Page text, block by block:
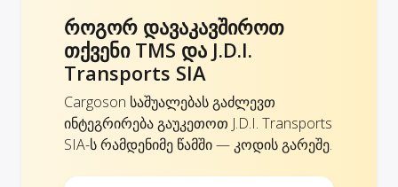
როგორ დავაკავშიროთ
თქვენი TMS და J.D.I.
Transports SIA
Cargoson საშუალებას გაძლევთ
ინტეგრირება გაუკეთოთ J.D.I. Transports
SIA-ს რამდენიმე წამში — კოდის გარეშე.